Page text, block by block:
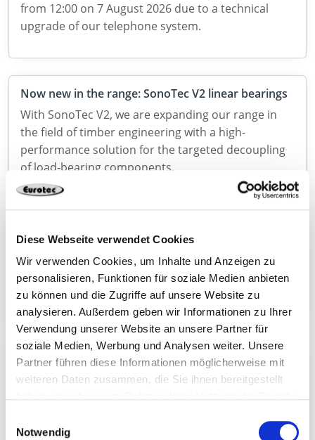
Diese Webseite verwendet Cookies
Wir verwenden Cookies, um Inhalte und Anzeigen zu
personalisieren, Funktionen für soziale Medien anbieten
zu können und die Zugriffe auf unsere Website zu
analysieren. Außerdem geben wir Informationen zu Ihrer
Verwendung unserer Website an unsere Partner für
soziale Medien, Werbung und Analysen weiter. Unsere
Partner führen diese Informationen möglicherweise mit
weiteren Daten zusammen, die Sie ihnen bereitgestellt
Notwendig
from 12:00 on 7 August 2026 due to a technical
upgrade of our telephone system.
Now new in the range: SonoTec V2 linear bearings
With SonoTec V2, we are expanding our range in
the field of timber engineering with a high-
performance solution for the targeted decoupling
of load-bearing components.
Connecto – powerful wood connector with ETA
With Connecto, we are expanding our range with a
high-performance connector for demanding
applications in structural timber construction.
Eurotec celebrates 25 years of passion for
fastening technology
of construction projects for 25 years. We are proud